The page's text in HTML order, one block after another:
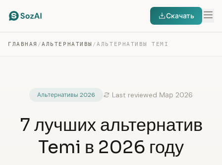
Скачать
ГЛАВНАЯ /АЛЬТЕРНАТИВЫ /АЛЬТЕРНАТИВЫ TEMI
Альтернативы 2026 Last reviewed Мар 2026
7 лучших альтернатив
Temi в 2026 году